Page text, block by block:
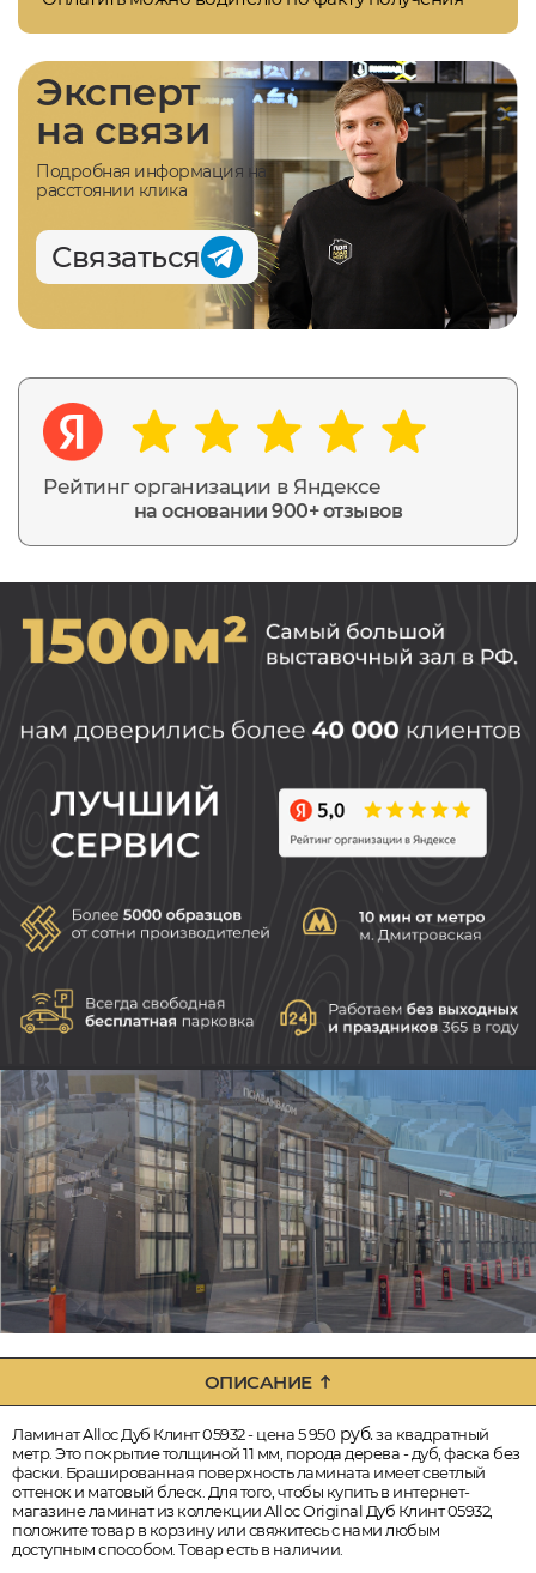
Рейтинг организации в Яндексе
на основании 900+ отзывов
Эксперт
на связи
Подробная информация на
расстоянии клика
Связаться
ОПИСАНИЕ
Ламинат Alloc Дуб Клинт 05932 - цена 5 950 руб.за квадратный
метр. Это покрытие толщиной 11 мм, порода дерева - дуб, фаска без
фаски. Брашированная поверхность ламината имеет светлый
оттенок и матовый блеск. Для того, чтобы купить в интернет-
магазине ламинат из коллекции Alloc Original Дуб Клинт 05932,
положите товар в корзину или свяжитесь с нами любым
доступным способом. Товар есть в наличии.